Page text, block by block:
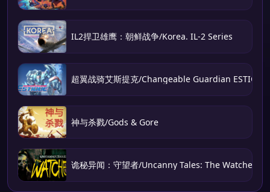
IL2捍卫雄鹰：朝鲜战争/Korea. IL-2 Series
超翼战骑艾斯提克/Changeable Guardian ESTIQUE
神与杀戮/Gods & Gore
诡秘异闻：守望者/Uncanny Tales: The Watcher